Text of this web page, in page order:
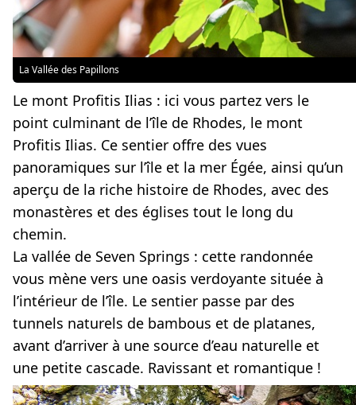
La Vallée des Papillons
Le mont Profitis Ilias : ici vous partez vers le
point culminant de l’île de Rhodes, le mont
Profitis Ilias. Ce sentier offre des vues
panoramiques sur l’île et la mer Égée, ainsi qu’un
aperçu de la riche histoire de Rhodes, avec des
monastères et des églises tout le long du
chemin.
La vallée de Seven Springs : cette randonnée
vous mène vers une oasis verdoyante située à
l’intérieur de l’île. Le sentier passe par des
tunnels naturels de bambous et de platanes,
avant d’arriver à une source d’eau naturelle et
une petite cascade. Ravissant et romantique !